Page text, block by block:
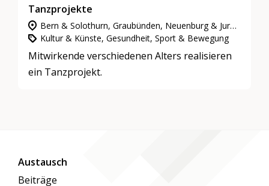
Tanzprojekte
Bern & Solothurn, Graubünden, Neuenburg & Jura, Nordwestschweiz, Wallis, Waadt & Freiburg, Zentralschweiz, Zürich
Kultur & Künste, Gesundheit, Sport & Bewegung
Mitwirkende verschiedenen Alters realisieren
ein Tanzprojekt.
Austausch
Beiträge